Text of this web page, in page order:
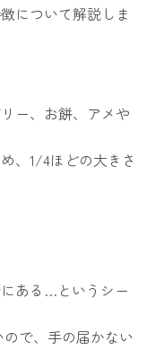
について解説しま
ー、お餅、アメや
、1/4ほどの大きさ
ある…というシー
で、手の届かない